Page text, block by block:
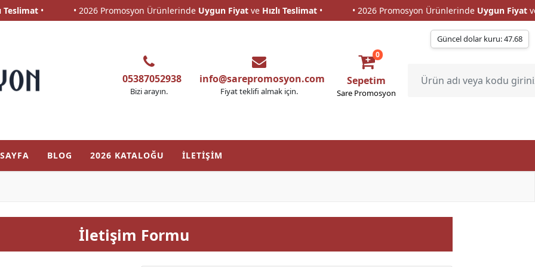
Güncel dolar kuru: 47.68
• • 2026 Promosyon ÜrünlerindeUygun Fiyatve Hızlı Teslimat• • 2026 Promosyon ÜrünlerindeUygun Fiyatve
• 2026 Promosyon ÜrünlerindeUygun Fiyatve
05387052938
Bizi arayın.
info@sarepromosyon.com
Fiyat teklifi almak için.
Sepetim
0
Sare Promosyon
BLOG 2026 KATALOĞU İLETİŞİM
İletişim Formu